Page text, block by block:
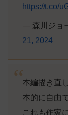
https://t.co/
— 森川ジョ
21, 2024
本編描き直
本的に自由で
これも作家